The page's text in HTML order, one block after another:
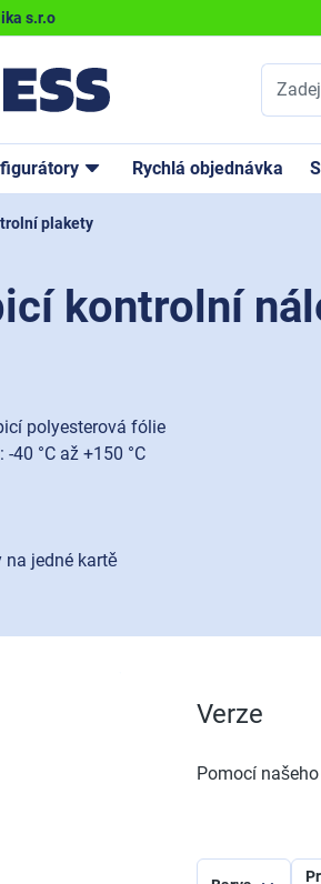
s.r.o
Rychlá objednávka
plakety
kontrolní
polyesterová fólie
40 °C až +150 °C
na jedné kartě
Verze
Pomocí